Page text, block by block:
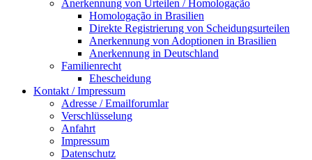
Anerkennung von Urteilen / Homologação
Homologação in Brasilien
Direkte Registrierung von Scheidungsurteilen
Anerkennung von Adoptionen in Brasilien
Anerkennung in Deutschland
Familienrecht
Ehescheidung
Kontakt / Impressum
Adresse / Emailforumlar
Verschlüsselung
Anfahrt
Impressum
Datenschutz